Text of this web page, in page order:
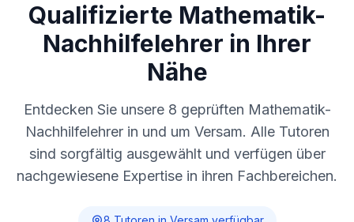
Qualifizierte Mathematik-
Nachhilfelehrer in Ihrer
Nähe
Entdecken Sie unsere 8 geprüften Mathematik-
Nachhilfelehrer in und um Versam. Alle Tutoren
sind sorgfältig ausgewählt und verfügen über
nachgewiesene Expertise in ihren Fachbereichen.